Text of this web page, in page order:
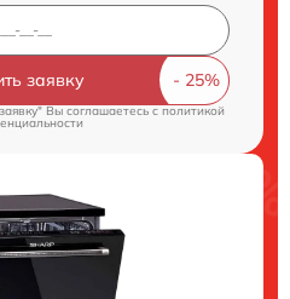
заявку
Вы соглашаетесь cполитикой